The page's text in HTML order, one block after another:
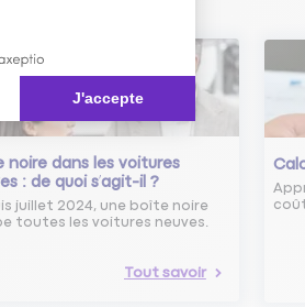
noire dans les voitures
: de quoi s’agit-il ?
juillet 2024, une boîte noire
toutes les voitures neuves.
Tout savoir
J'accepte